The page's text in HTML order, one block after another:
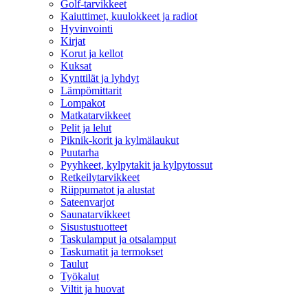
Golf-tarvikkeet
Kaiuttimet, kuulokkeet ja radiot
Hyvinvointi
Kirjat
Korut ja kellot
Kuksat
Kynttilät ja lyhdyt
Lämpömittarit
Lompakot
Matkatarvikkeet
Pelit ja lelut
Piknik-korit ja kylmälaukut
Puutarha
Pyyhkeet, kylpytakit ja kylpytossut
Retkeilytarvikkeet
Riippumatot ja alustat
Sateenvarjot
Saunatarvikkeet
Sisustustuotteet
Taskulamput ja otsalamput
Taskumatit ja termokset
Taulut
Työkalut
Viltit ja huovat